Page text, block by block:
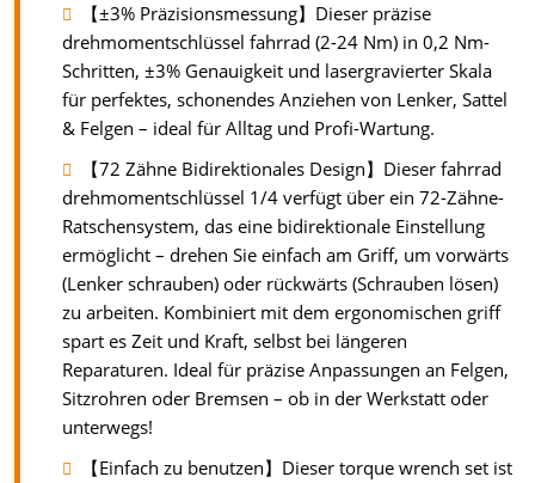
【±3% Präzisionsmessung】Dieser präzise
drehmomentschlüssel fahrrad (2-24 Nm) in 0,2 Nm-
Schritten, ±3% Genauigkeit und lasergravierter Skala
für perfektes, schonendes Anziehen von Lenker, Sattel
& Felgen – ideal für Alltag und Profi-Wartung.
【72 Zähne Bidirektionales Design】Dieser fahrrad
drehmomentschlüssel 1/4 verfügt über ein ​72-Zähne-
Ratschensystem, das eine ​bidirektionale Einstellung
ermöglicht – drehen Sie einfach am Griff, um ​vorwärts
(Lenker schrauben) oder ​rückwärts (Schrauben lösen)
zu arbeiten. Kombiniert mit dem ​ergonomischen griff
spart es Zeit und Kraft, selbst bei längeren
Reparaturen. Ideal für präzise Anpassungen an Felgen,
Sitzrohren oder Bremsen – ob in der Werkstatt oder
unterwegs!
【Einfach zu benutzen】Dieser torque wrench set ist